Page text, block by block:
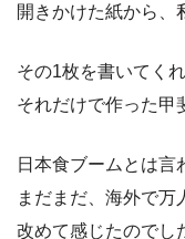
開きかけた紙から、
その1枚を書いてく
それだけで作った甲
日本食ブームとは言
まだまだ、海外で万
改めて感じたのでし